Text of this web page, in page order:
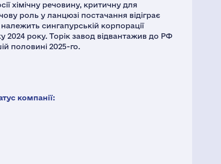
хімічну речовину, критичну для
роль у ланцюзі постачання відіграє
сингапурській корпорації
2024 року. Торік завод відвантажив до РФ
половині 2025-го.
компанії: